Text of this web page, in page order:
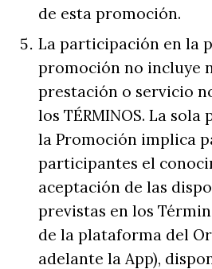
de esta promoción.
La participación en la
promoción no incluye
prestación o servicio
los TÉRMINOS. La
la Promoción implica
participantes el
aceptación de las
previstas en los
de la plataforma del
adelante la App),